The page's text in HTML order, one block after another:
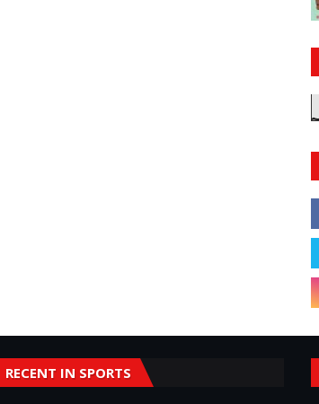
RECENT IN SPORTS